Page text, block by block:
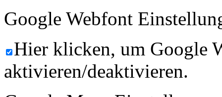
Google Webfont
Hier klicken, um Google
aktivieren/deaktivieren.